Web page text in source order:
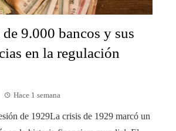
9.000 bancos y sus
en la regulación
Hace 1 semana
de 1929La crisis de 1929 marcó un